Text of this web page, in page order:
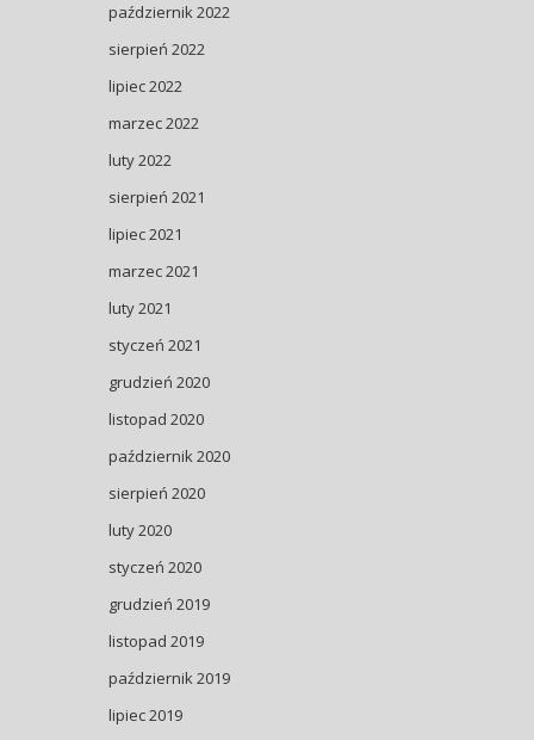
październik 2022
sierpień 2022
lipiec 2022
marzec 2022
luty 2022
sierpień 2021
lipiec 2021
marzec 2021
luty 2021
styczeń 2021
grudzień 2020
listopad 2020
październik 2020
sierpień 2020
luty 2020
styczeń 2020
grudzień 2019
listopad 2019
październik 2019
lipiec 2019